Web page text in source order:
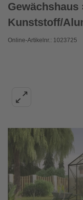
Gewächshaus
Kunststoff/
Online-Artikelnr.: 1023725